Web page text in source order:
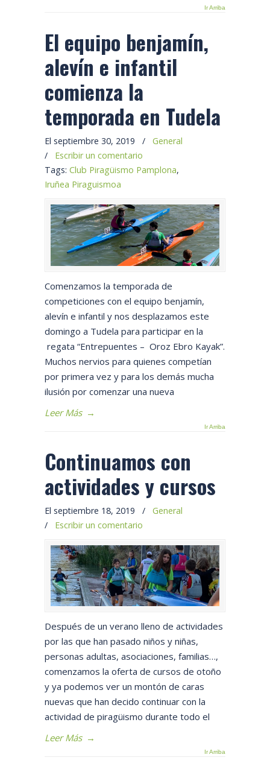
Ir Arriba
El equipo benjamín,
alevín e infantil
comienza la
temporada en Tudela
El septiembre 30, 2019 /
General
/ Escribir un comentario
Tags: Club Piragüismo Pamplona,
Iruñea Piraguismoa
Comenzamos la temporada de
competiciones con el equipo benjamín,
alevín e infantil y nos desplazamos este
domingo a Tudela para participar en la
regata “Entrepuentes – Oroz Ebro Kayak”.
Muchos nervios para quienes competían
por primera vez y para los demás mucha
ilusión por comenzar una nueva
Leer Más →
Ir Arriba
Continuamos con
actividades y cursos
El septiembre 18, 2019 /
General
/ Escribir un comentario
Después de un verano lleno de actividades
por las que han pasado niños y niñas,
personas adultas, asociaciones, familias…,
comenzamos la oferta de cursos de otoño
y ya podemos ver un montón de caras
nuevas que han decido continuar con la
actividad de piragüismo durante todo el
Leer Más →
Ir Arriba